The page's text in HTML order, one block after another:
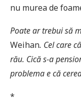
nu murea de
Poate ar trebui să
Weihan. Cel care
rău. Cică s-a
problema e că
*